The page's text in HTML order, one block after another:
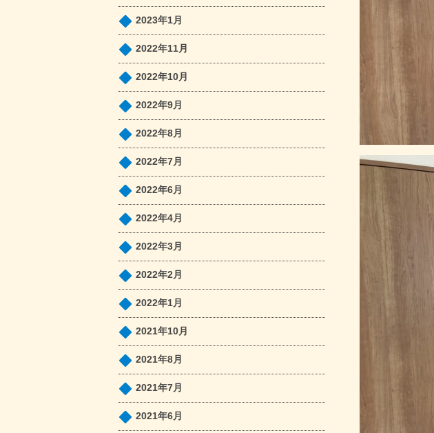
2023年1月
2022年11月
2022年10月
2022年9月
2022年8月
2022年7月
2022年6月
2022年4月
2022年3月
2022年2月
2022年1月
2021年10月
2021年8月
2021年7月
2021年6月